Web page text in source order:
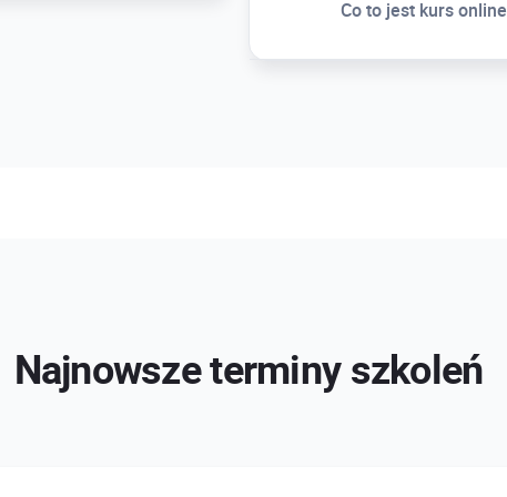
Co to jest kurs online
Najnowsze terminy szkoleń